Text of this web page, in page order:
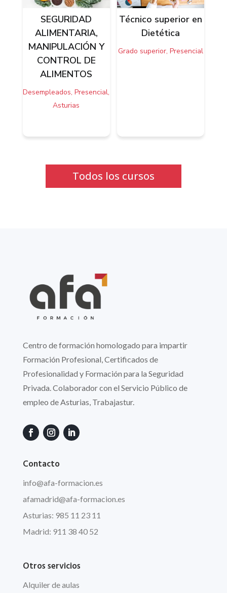
SEGURIDAD
ALIMENTARIA,
MANIPULACIÓN Y
CONTROL DE
ALIMENTOS
Desempleados, Presencial,
Asturias
Técnico superior en
Dietética
Grado superior, Presencial
Todos los cursos
Centro de formación homologado para impartir
Formación Profesional, Certificados de
Profesionalidad y Formación para la Seguridad
Privada. Colaborador con el Servicio Público de
empleo de Asturias, Trabajastur.
Contacto
info@afa-formacion.es
afamadrid@afa-formacion.es
Asturias: 985 11 23 11
Madrid: 911 38 40 52
Otros servicios
Alquiler de aulas